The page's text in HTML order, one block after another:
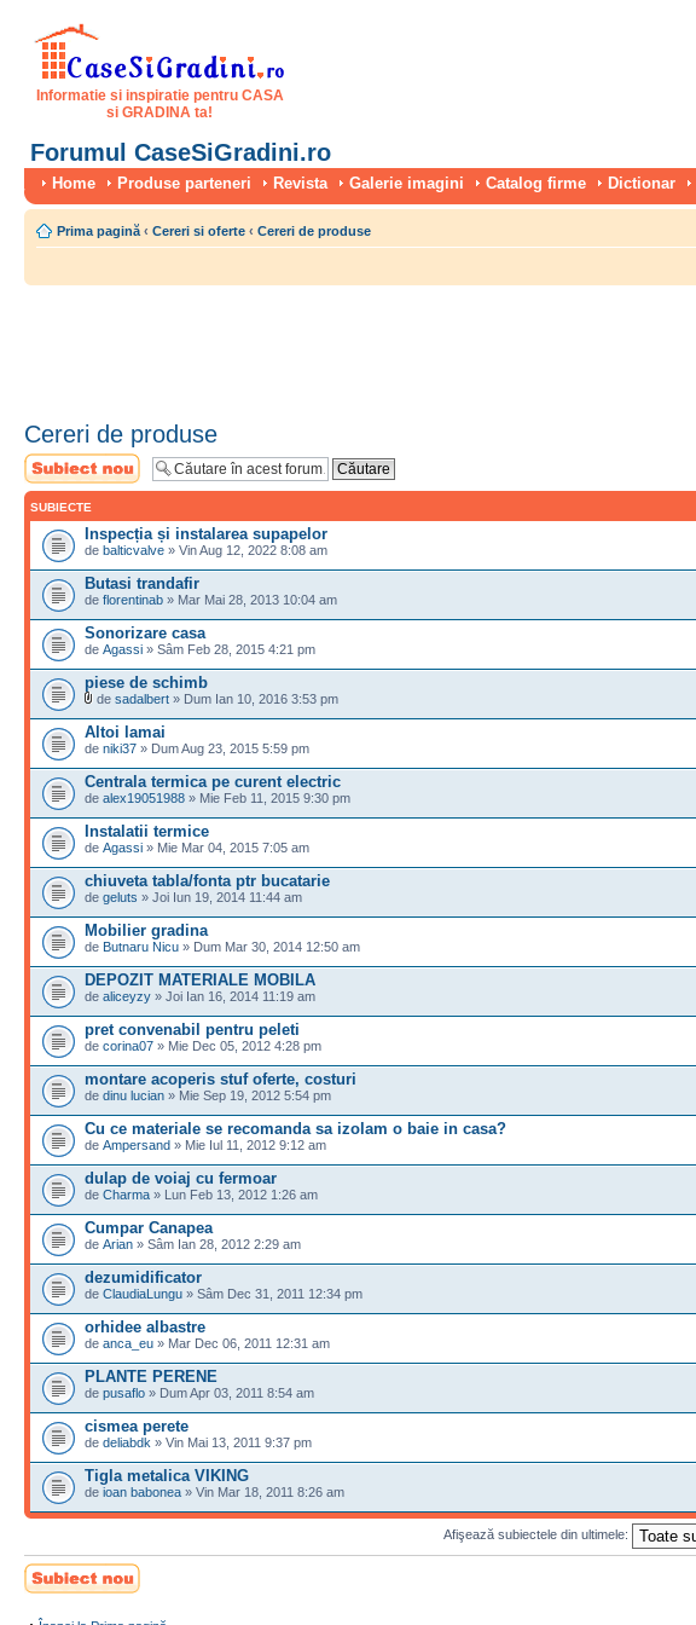
Informatie si inspiratie pentru CASA
si GRADINA ta!
Forumul CaseSiGradini.ro
Home Produse parteneri Revista Galerie imagini Catalog firme Dictionar
Prima pagină ‹ Cereri si oferte ‹ Cereri de produse
Cereri de produse
Scrie un subiect
nou
SUBIECTE
Inspecția și instalarea supapelor
de balticvalve » Vin Aug 12, 2022 8:08 am
Butasi trandafir
de florentinab » Mar Mai 28, 2013 10:04 am
Sonorizare casa
de Agassi » Sâm Feb 28, 2015 4:21 pm
piese de schimb
de sadalbert » Dum Ian 10, 2016 3:53 pm
Altoi lamai
de niki37 » Dum Aug 23, 2015 5:59 pm
Centrala termica pe curent electric
de alex19051988 » Mie Feb 11, 2015 9:30 pm
Instalatii termice
de Agassi » Mie Mar 04, 2015 7:05 am
chiuveta tabla/fonta ptr bucatarie
de geluts » Joi Iun 19, 2014 11:44 am
Mobilier gradina
de Butnaru Nicu » Dum Mar 30, 2014 12:50 am
DEPOZIT MATERIALE MOBILA
de aliceyzy » Joi Ian 16, 2014 11:19 am
pret convenabil pentru peleti
de corina07 » Mie Dec 05, 2012 4:28 pm
montare acoperis stuf oferte, costuri
de dinu lucian » Mie Sep 19, 2012 5:54 pm
Cu ce materiale se recomanda sa izolam o baie in casa?
de Ampersand » Mie Iul 11, 2012 9:12 am
dulap de voiaj cu fermoar
de Charma » Lun Feb 13, 2012 1:26 am
Cumpar Canapea
de Arian » Sâm Ian 28, 2012 2:29 am
dezumidificator
de ClaudiaLungu » Sâm Dec 31, 2011 12:34 pm
orhidee albastre
de anca_eu » Mar Dec 06, 2011 12:31 am
PLANTE PERENE
de pusaflo » Dum Apr 03, 2011 8:54 am
cismea perete
de deliabdk » Vin Mai 13, 2011 9:37 pm
Tigla metalica VIKING
de ioan babonea » Vin Mar 18, 2011 8:26 am
Afişează subiectele din ultimele:
Scrie un subiect
nou